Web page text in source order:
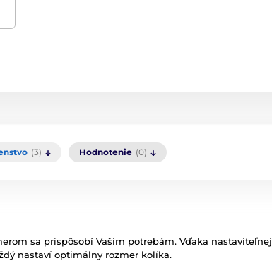
(3) Hodnotenie (0)
sa prispôsobí Vašim potrebám. Vďaka nastaviteľnej
nastaví optimálny rozmer kolíka.